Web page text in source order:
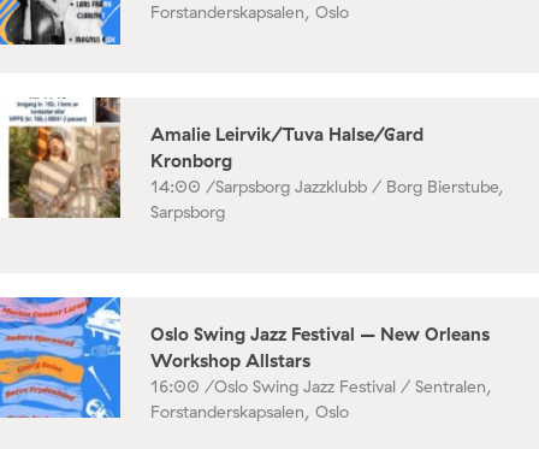
Forstanderskapsalen, Oslo
Amalie Leirvik/Tuva Halse/Gard
Kronborg
14:00 /Sarpsborg Jazzklubb / Borg Bierstube,
Sarpsborg
Oslo Swing Jazz Festival – New Orleans
Workshop Allstars
16:00 /Oslo Swing Jazz Festival / Sentralen,
Forstanderskapsalen, Oslo